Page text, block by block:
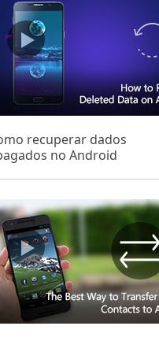
recuperar dados
no Android